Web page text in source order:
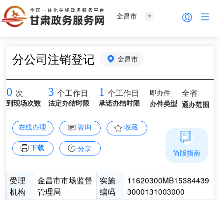
金昌市
分公司注销登记 金昌市
0 次
到现场次数
3 个工作日
法定办结时限
1 个工作日
承诺办结时限
即办件
办件类型
全省
通办范围
在线办理 咨询 收藏
下载 分享
受理
机构
金昌市市场监督
管理局
实施
编码
11620300MB15384439
3000131003000
简版指南